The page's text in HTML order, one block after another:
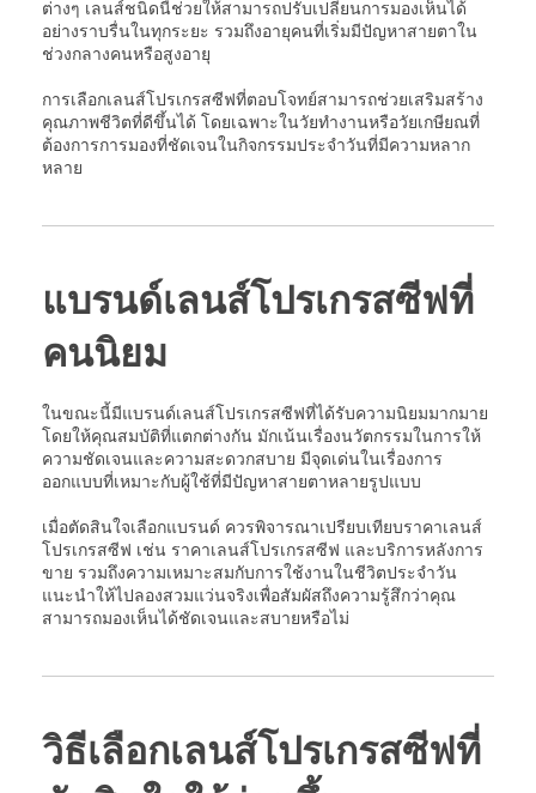
ต่างๆ เลนส์ชนิดนี้ช่วยให้สามารถปรับเปลี่ยนการมองเห็นได้
อย่างราบรื่นในทุกระยะ รวมถึงอายุคนที่เริ่มมีปัญหาสายตาใน
ช่วงกลางคนหรือสูงอายุ
การเลือกเลนส์โปรเกรสซีฟที่ตอบโจทย์สามารถช่วยเสริมสร้าง
คุณภาพชีวิตที่ดีขึ้นได้ โดยเฉพาะในวัยทำงานหรือวัยเกษียณที่
ต้องการการมองที่ชัดเจนในกิจกรรมประจำวันที่มีความหลาก
หลาย
แบรนด์เลนส์โปรเกรสซีฟที่
คนนิยม
ในขณะนี้มีแบรนด์เลนส์โปรเกรสซีฟที่ได้รับความนิยมมากมาย
โดยให้คุณสมบัติที่แตกต่างกัน มักเน้นเรื่องนวัตกรรมในการให้
ความชัดเจนและความสะดวกสบาย มีจุดเด่นในเรื่องการ
ออกแบบที่เหมาะกับผู้ใช้ที่มีปัญหาสายตาหลายรูปแบบ
เมื่อตัดสินใจเลือกแบรนด์ ควรพิจารณาเปรียบเทียบราคาเลนส์
โปรเกรสซีฟ เช่น ราคาเลนส์โปรเกรสซีฟ และบริการหลังการ
ขาย รวมถึงความเหมาะสมกับการใช้งานในชีวิตประจำวัน
แนะนำให้ไปลองสวมแว่นจริงเพื่อสัมผัสถึงความรู้สึกว่าคุณ
สามารถมองเห็นได้ชัดเจนและสบายหรือไม่
วิธีเลือกเลนส์โปรเกรสซีฟที่